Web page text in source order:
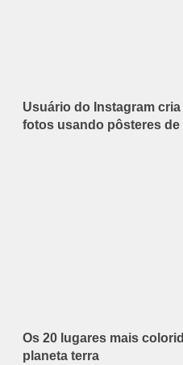
Usuário do Instagram
fotos usando pôsteres
Os 20 lugares mais
planeta terra